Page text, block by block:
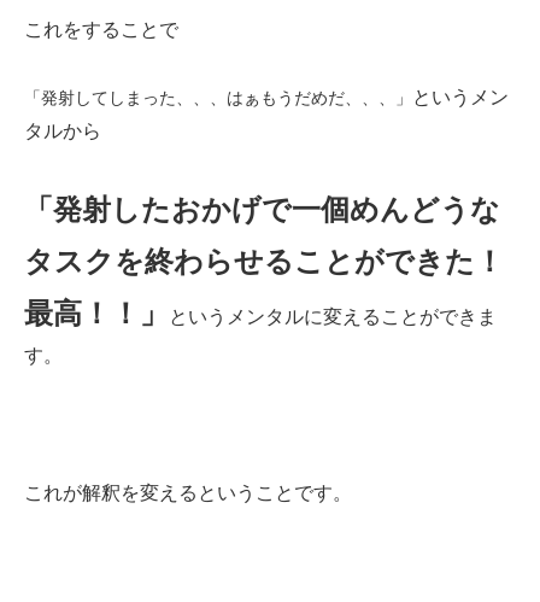
これをすることで
「発射してしまった、、、はぁもうだめだ、、、」
というメン
タルから
「発射したおかげで一個めんどうな
タスクを終わらせることができた！
最高！！」
というメンタルに変えることができま
す。
これが解釈を変えるということです。